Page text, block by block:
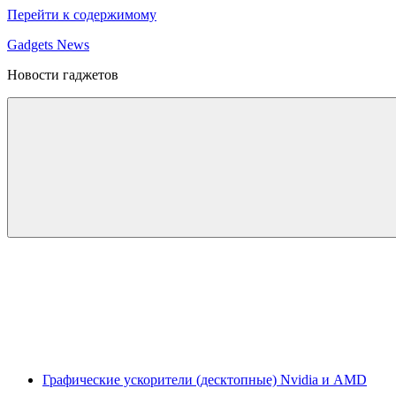
Перейти к содержимому
Gadgets News
Новости гаджетов
Графические ускорители (десктопные) Nvidia и AMD